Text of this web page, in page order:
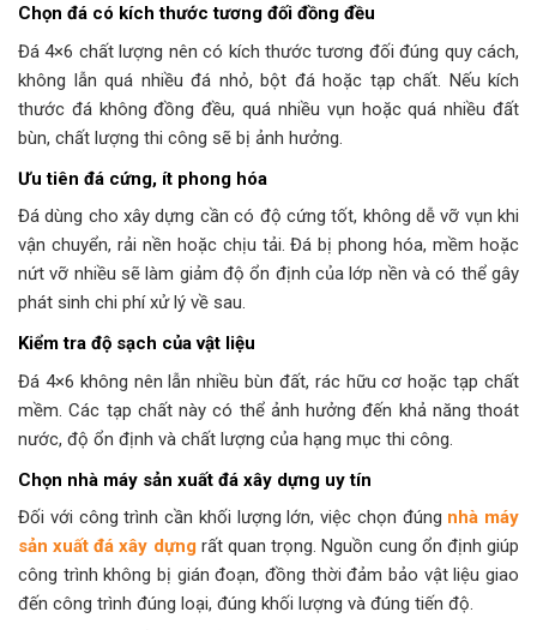
Chọn đá có kích thước tương đối đồng đều
Đá 4×6 chất lượng nên có kích thước tương đối đúng quy cách,
không lẫn quá nhiều đá nhỏ, bột đá hoặc tạp chất. Nếu kích
thước đá không đồng đều, quá nhiều vụn hoặc quá nhiều đất
bùn, chất lượng thi công sẽ bị ảnh hưởng.
Ưu tiên đá cứng, ít phong hóa
Đá dùng cho xây dựng cần có độ cứng tốt, không dễ vỡ vụn khi
vận chuyển, rải nền hoặc chịu tải. Đá bị phong hóa, mềm hoặc
nứt vỡ nhiều sẽ làm giảm độ ổn định của lớp nền và có thể gây
phát sinh chi phí xử lý về sau.
Kiểm tra độ sạch của vật liệu
Đá 4×6 không nên lẫn nhiều bùn đất, rác hữu cơ hoặc tạp chất
mềm. Các tạp chất này có thể ảnh hưởng đến khả năng thoát
nước, độ ổn định và chất lượng của hạng mục thi công.
Chọn nhà máy sản xuất đá xây dựng uy tín
Đối với công trình cần khối lượng lớn, việc chọn đúng nhà máy
sản xuất đá xây dựngrất quan trọng. Nguồn cung ổn định giúp
công trình không bị gián đoạn, đồng thời đảm bảo vật liệu giao
đến công trình đúng loại, đúng khối lượng và đúng tiến độ.